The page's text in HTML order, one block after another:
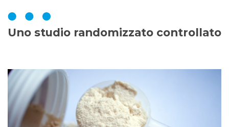
Uno studio randomizzato controllato